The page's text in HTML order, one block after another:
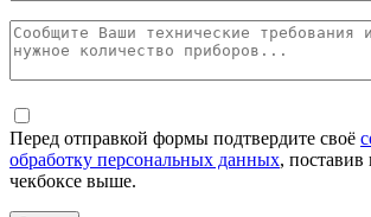
Перед отправкой формы подтвердите своё
обработку персональных данных, поставив
чекбоксе выше.